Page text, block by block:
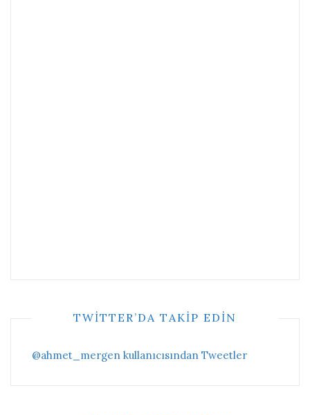
TWITTER’DA TAKIP EDIN
@ahmet_mergen kullanıcısından Tweetler